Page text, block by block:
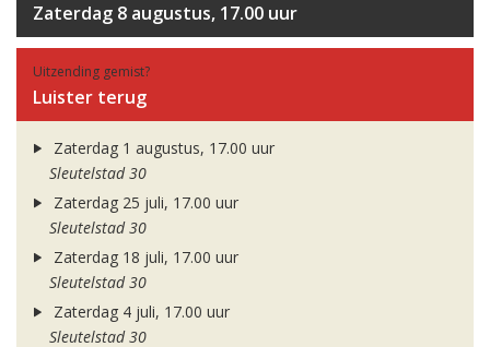
Zaterdag 8 augustus, 17.00 uur
Uitzending gemist?
Luister terug
Zaterdag 1 augustus, 17.00 uur
Sleutelstad 30
Zaterdag 25 juli, 17.00 uur
Sleutelstad 30
Zaterdag 18 juli, 17.00 uur
Sleutelstad 30
Zaterdag 4 juli, 17.00 uur
Sleutelstad 30